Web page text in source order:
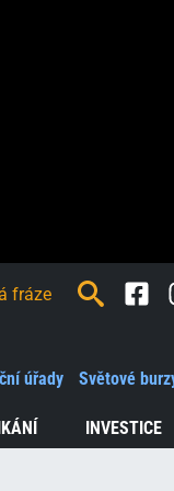
INVESTICE
úřady Světové